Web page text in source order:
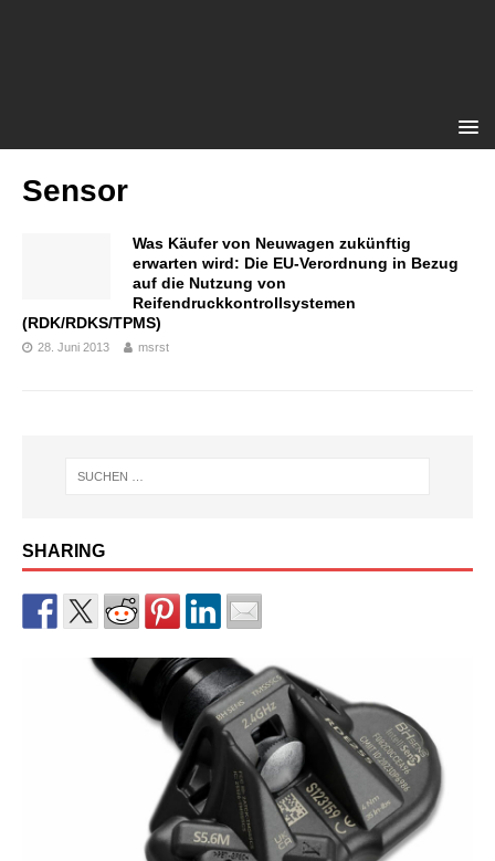
Sensor
Was Käufer von Neuwagen zukünftig
erwarten wird: Die EU-Verordnung in Bezug
auf die Nutzung von
Reifendruckkontrollsystemen
(RDK/RDKS/TPMS)
28. Juni 2013 msrst
SHARING